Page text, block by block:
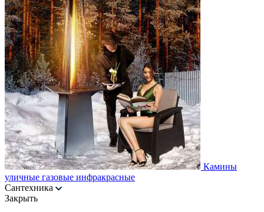
Камины
уличные газовые инфракрасные
Сантехника
Закрыть